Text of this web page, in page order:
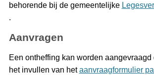
behorende bij de gemeentelijke
.
Aanvragen
Een ontheffing kan worden
het invullen van hetaanvraagformulier